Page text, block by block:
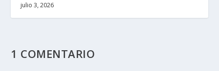
julio 3, 2026
1 COMENTARIO